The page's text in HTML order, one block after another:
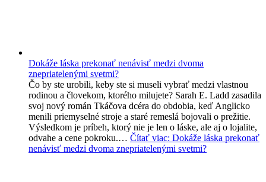
Dokáže láska prekonať nenávisť medzi dvoma
znepriatelenými svetmi?
Čo by ste urobili, keby ste si museli vybrať medzi vlastnou
rodinou a človekom, ktorého milujete? Sarah E. Ladd zasadila
svoj nový román Tkáčova dcéra do obdobia, keď Anglicko
menili priemyselné stroje a staré remeslá bojovali o prežitie.
Výsledkom je príbeh, ktorý nie je len o láske, ale aj o lojalite,
odvahe a cene pokroku.… Čítať viac: Dokáže láska prekonať
nenávisť medzi dvoma znepriatelenými svetmi?